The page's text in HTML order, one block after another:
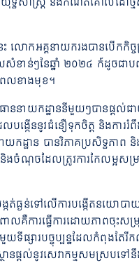
េះ លោកអគ្គនាយករងបានបើកកិច្
សំខាន់ៗនៃឆ្នាំ ២០២៤ ក៍ដូចជាប
េលខាងមុខ។
ធាននាយកដ្ឋាននីមួយៗបានផ្តល់ជា
បង្កើននូវជំនឿទុកចិត្ត និងការរំពឹ
យកដ្ឋាន បានវិភាគប្រសិទ្ធភាព និង
ងចំណុចដែលត្រូវការកែលម្អសម្
ត់ធ្ងន់ទៅលើការបង្កើតនយោបា
លគឺការធ្វើការដោយភាពចុះសម្
យទីផ្សារបច្ចុប្បន្នដែលកំពុងតែ
នផ្តល់នូវសេវាកម្មសមស្របទៅនឹ